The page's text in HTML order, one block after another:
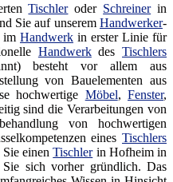
Tischleroder Schreinerin
Sie auf unserem Handwerker-
im Handwerk in erster Linie für
HandwerkdesTischlers
besteht vor allem aus
von Bauelementen aus
hochwertige Möbel,Fenster,
sind die Verarbeitungen von
von hochwertigen
eines Tischlers
Sie einenTischlerin Hofheim in
sich vorher gründlich. Das